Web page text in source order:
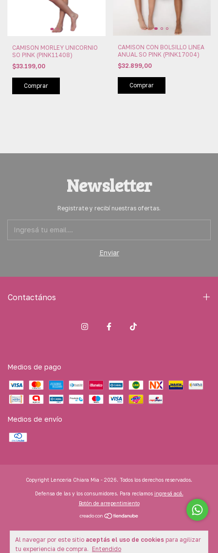
Al navegar por este sitio aceptás el uso de cookies para agilizar
tu experiencia de compra. Entendido
CAMISON MORLEY UNICORNIO
SO PINK (PINK11408)
$33.199,00
Comprar
CAMISON CON BOLSILLO LINEA
ANUAL SO PINK (PINK17004)
$32.899,00
Comprar
Newsletter
Registrate y recibí nuestras ofertas.
Contactános
Medios de pago
Medios de envío
Copyright Lenceria Chiara Mia - 2026. Todos los derechos reservados.
Defensa de las y los consumidores. Para reclamos ingresá acá.
Botón de arrepentimiento